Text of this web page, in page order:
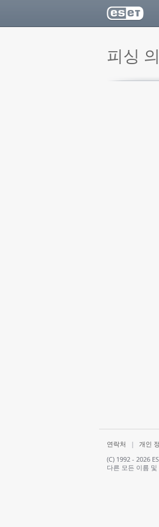
피싱
연락처 | 개인
(C) 1992 - 2026
다른 모든 이름